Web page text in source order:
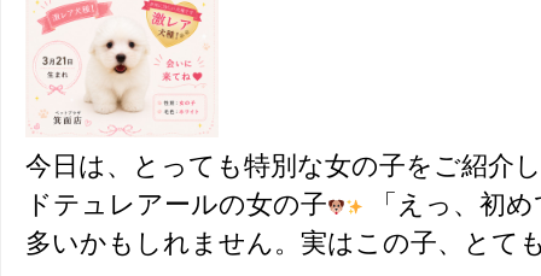
今日は、とっても特別な女の子をご紹介
ドテュレアールの女の子
「えっ、初
多いかもしれません。実はこの子、とて